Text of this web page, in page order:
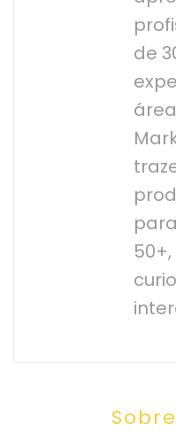
de